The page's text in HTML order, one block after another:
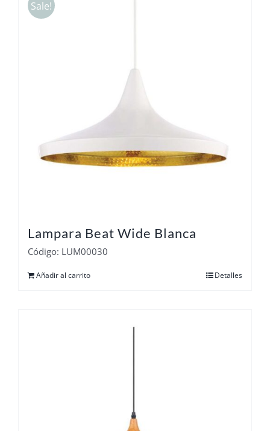
Sale!
Lampara Beat Wide Blanca
Código: LUM00030
Añadir al carrito Detalles